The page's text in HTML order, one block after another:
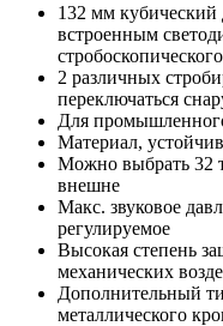
132 мм кубический
встроенным
2 различных
переключаться
Для
Материал,
Можно выбрать 32
внешне
Макс. звуковое
регулируемое
Высокая степень
механических
Дополнительный
металлического